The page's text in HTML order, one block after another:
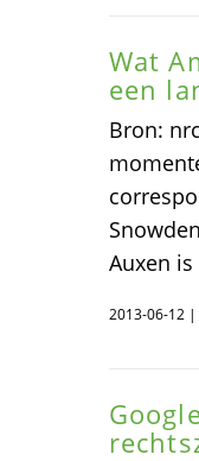
Wat
een
Bron:
Auxen
2013-06-12